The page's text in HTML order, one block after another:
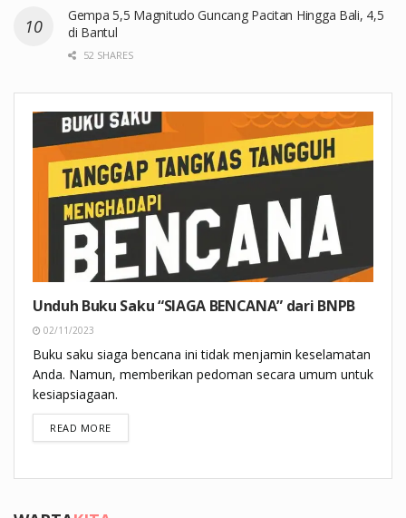
Gempa 5,5 Magnitudo Guncang Pacitan Hingga Bali, 4,5
di Bantul
52 SHARES
Unduh Buku Saku “SIAGA BENCANA” dari BNPB
02/11/2023
Buku saku siaga bencana ini tidak menjamin keselamatan
Anda. Namun, memberikan pedoman secara umum untuk
kesiapsiagaan.
READ MOREDETAILS